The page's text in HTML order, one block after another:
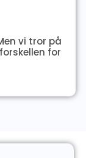
vi tror på
for